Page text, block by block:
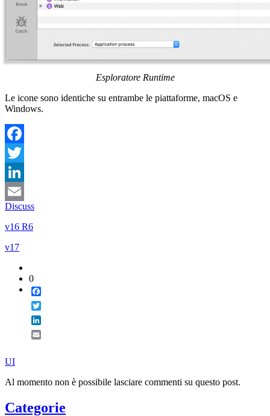
Esploratore Runtime
Le icone sono identiche su entrambe le piattaforme, macOS e
Windows.
Facebook
Twitter
LinkedIn
Email
Discuss
v16 R6
v17
0
UI
Al momento non è possibile lasciare commenti su questo post.
Categorie